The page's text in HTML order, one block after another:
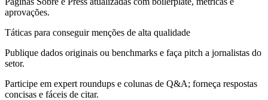
aprovações.
Táticas para conseguir menções de alta qualidade
Publique dados originais ou benchmarks e faça pitch a jornalistas do
setor.
Participe em expert roundups e colunas de Q&A; forneça respostas
concisas e fáceis de citar.